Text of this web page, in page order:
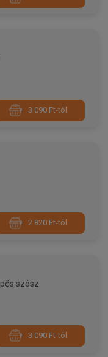
3 090 Ft-tól
2 820 Ft-tól
3 090 Ft-tól